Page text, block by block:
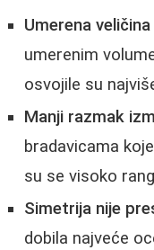
Umerena
umerenim
osvojile su
Manji razmak
bradavicama
su se visoko
Simetrija nije
dobila najveće